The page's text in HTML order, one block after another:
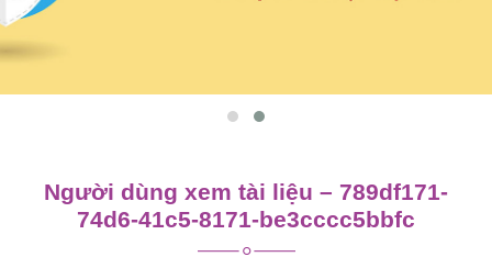
Người dùng xem tài liệu – 789df171-
74d6-41c5-8171-be3cccc5bbfc